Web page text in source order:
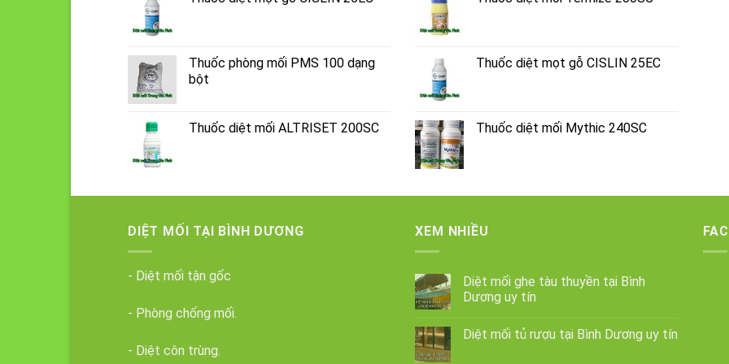
Thuốc phòng mối PMS 100 dạng
bột
Thuốc diệt mối ALTRISET 200SC
Thuốc diệt mọt gỗ CISLIN 25EC
Thuốc diệt mối Mythic 240SC
DIỆT MỐI TẠI BÌNH DƯƠNG
- Diệt mối tận gốc
- Phòng chống mối.
- Diệt côn trùng.
XEM NHIỀU
Diệt mối ghe tàu thuyền tại Bình
Dương uy tín
Diệt mối tủ rượu tại Bình Dương uy tín